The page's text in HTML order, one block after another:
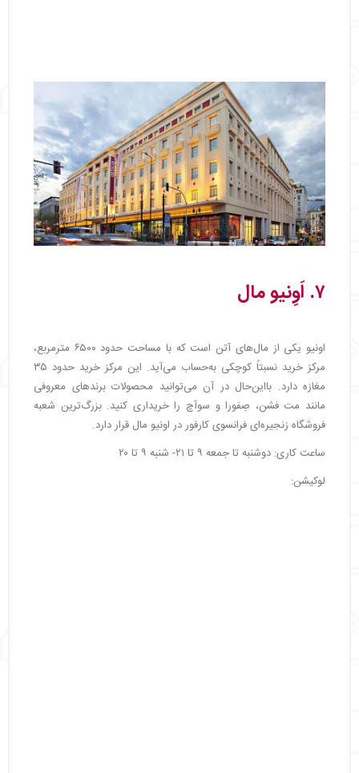
۷. اَوِنیو مال
اونیو یکی از مال‌های آتن است که با مساحت حدود ۶۵۰۰ مترمربع،
مرکز خرید نسبتاً کوچکی به‌حساب می‌آید. این مرکز خرید حدود ۳۵
مغازه دارد. بااین‌حال در آن می‌توانید محصولات برندهای معروفی
مانند مت فشن، صِفورا و سوآچ را خریداری کنید. بزرگ‌ترین شعبه
فروشگاه زنجیره‌ای فرانسوی کارفور در اونیو مال قرار دارد.
ساعت کاری: دوشنبه تا جمعه ۹ تا ۲۱- شنبه ۹ تا ۲۰
لوکیشن: